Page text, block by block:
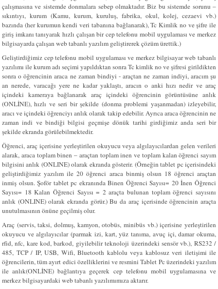
çalışmasına ve sistemde donmalara sebep olmaktadır. Biz bu sistemde sorunu –
sıkıntıyı, kurum (Kamu, kurum, kuruluş, fabrika, okul, kolej, cezaevi vb.)
bazında (her kurumun kendi veri tabanına bağlanarak), Tc Kimlik no ve şifre ile
giriş imkanı tanıyarak hızlı çalışan bir cep telefonu mobil uygulaması ve merkez
bilgisayarda çalışan web tabanlı yazılım geliştirerek çözüm ürettik.)
Geliştirdiğimiz cep telefonu mobil uygulaması ve merkez bilgisayar web tabanlı
yazılımı ile kurum adı seçimi yapıldıktan sonra Tc kimlik no ve şifresi girildikten
sonra oöğrencinin araca ne zaman bindiyi - araçtan ne zaman indiyi, aracım şu
an nerede, varacağı yere ne kadar yaklaştı, aracın o anki hızı nedir ve araç
içindeki kameraya bağlanarak araç içindeki öğrencinin görüntüsüne anlık
(ONLİNE), hızlı ve seri bir şekilde (donma problemi yaşanmadan) izleyebilir,
aracı ve içindekiöğrenciyı anlık olarak takip edebilir. Ayrıca aracaöğrencinin ne
zaman indi ve bindiği bilgisi geçmişe dönük tarihi girdiğimiz anda seri bir
şekilde ekranda görülebilmektedir.
Öğrenci, araç içerisine yerleştirilen okuyucu veya algılayıcılardan gelen verileri
alarak, araca toplam binen – araçtan toplam inen ve toplam kalan öğrenci sayım
bilgisini anlık (ONLINE) olarak ekranda gösterir. (Örneğin tablet pc içerisindeki
geliştirdiğimiz yazılım ile 20 öğrenci araca binmiş olsun 18 öğrenci araçtan
inmiş olsun. Şoför tablet pc ekranında Binen Öğrenci Sayısı= 20 İnen Öğrenci
Sayısı= 18 Kalan Öğrenci Sayısı = 2 araçta bulunan toplam öğrenci sayısını
anlık (ONLINE) olarak ekranda görür.) Bu da araç içerisinde öğrencinin araçta
unutulmasının önüne geçilmiş olur.
Araç (servis, taksi, dolmuş, kamyon, otobüs, minibüs vb.) içerisine yerleştirilen
okuyucu ve algılayıcılar (parmak izi, kart, yüz tanıma, avuç içi, damar okuma,
rfid, nfc, kare kod, barkod, giyilebilir teknoloji üzerindeki sensör vb.), RS232 /
485, TCP / IP, USB, Wifi, Bluetooth kablolu veya kablosuz veri iletişimi ile
öğrencilerin, tüm ayırt edici özelliklerini ve resmini Tablet Pc üzerindeki yazılım
ile anlık(ONLİNE) bağlantıya geçerek cep telefonu mobil uygulamasına ve
merkez bilgisayardaki web tabanlı yazılımımıza aktarır.